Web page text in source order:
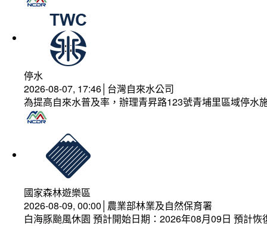
停水
2026-08-07, 17:46│台灣自來水公司
為提高自來水普及率，辦理青昇路123號青埔里區域停水
國家森林遊樂區
2026-08-09, 00:00│農業部林業及自然保育署
白海豚颱風休園 預計開始日期：2026年08月09日 預計